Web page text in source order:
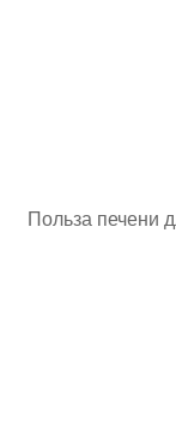
Польза печени